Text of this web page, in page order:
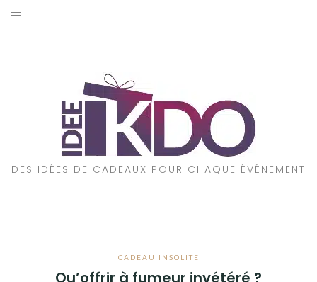
Aller
DES IDÉES DE CADEAUX POUR CHAQUE ÉVÉNEMENT
CADEAU INSOLITE
Qu’offrir à fumeur invétéré ?
CADEAUX PAR STYLE
POUR QUI EST CE CADEAU ?
A PROPOS